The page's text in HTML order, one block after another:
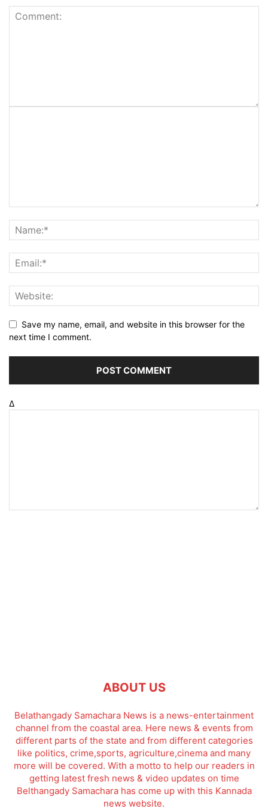
Save my name, email, and website in this browser for the
next time I comment.
Δ
ABOUT US
Belathangady Samachara News is a news-entertainment
channel from the coastal area. Here news & events from
different parts of the state and from different categories
like politics, crime,sports, agriculture,cinema and many
more will be covered. With a motto to help our readers in
getting latest fresh news & video updates on time
Belthangady Samachara has come up with this Kannada
news website.